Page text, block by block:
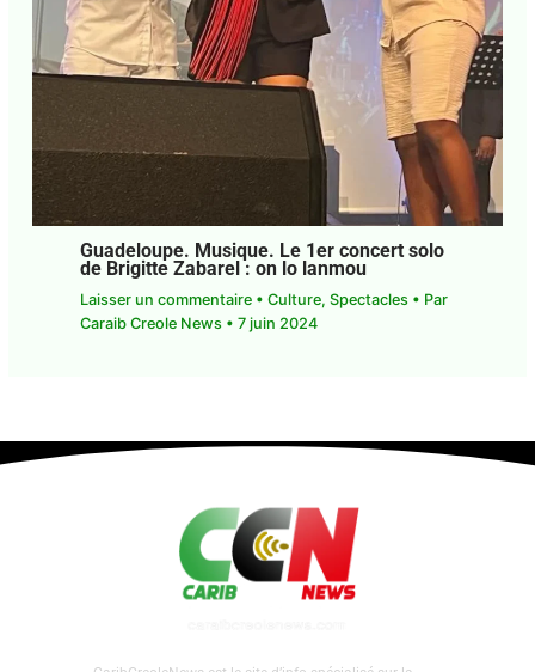
Guadeloupe. Musique. Le 1er concert
solo de Brigitte Zabarel : on lo lanmou
Laisser un commentaire •Culture,Spectacles •
Par Caraib Creole News •7 juin 2024